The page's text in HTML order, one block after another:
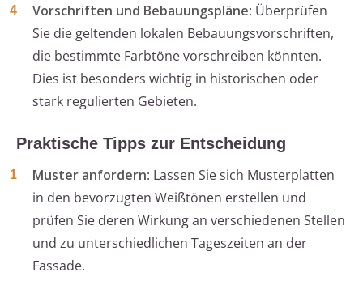
Vorschriften und Bebauungspläne: Überprüfen
Sie die geltenden lokalen Bebauungsvorschriften,
die bestimmte Farbtöne vorschreiben könnten.
Dies ist besonders wichtig in historischen oder
stark regulierten Gebieten.
Praktische Tipps zur Entscheidung
Muster anfordern: Lassen Sie sich Musterplatten
in den bevorzugten Weißtönen erstellen und
prüfen Sie deren Wirkung an verschiedenen Stellen
und zu unterschiedlichen Tageszeiten an der
Fassade.